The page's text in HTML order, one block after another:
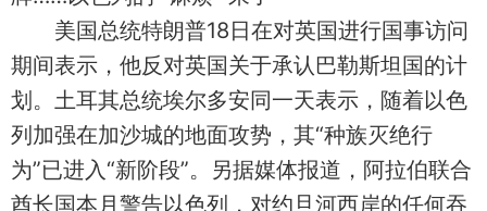
美国总统特朗普18日在对英国进行国事访问
期间表示，他反对英国关于承认巴勒斯坦国的计
划。土耳其总统埃尔多安同一天表示，随着以色
列加强在加沙城的地面攻势，其“种族灭绝行
为”已进入“新阶段”。另据媒体报道，阿拉伯联合
酋长国本月警告以色列，对约旦河西岸的任何吞